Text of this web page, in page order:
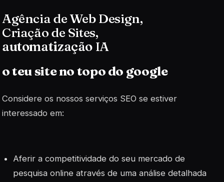
Agência de Web Design,
Criação de Sites,
automatização IA
o teu siteno topodo google
Considere os nossos serviços SEO se estiver
interessado em:
Aferir a competitividade do seu mercado de
pesquisa online através de uma análise detalhada